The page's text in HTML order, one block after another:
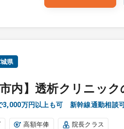
県
市内】透析クリニッ
3,000万円以上も可 新幹線通勤相談
高額年俸 院長クラス